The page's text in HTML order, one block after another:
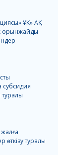
ҰК» АҚ
орынжайды
субсидия
өткізу туралы